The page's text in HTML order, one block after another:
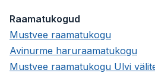
Raamatukogud
Mustvee raamatukogu
Avinurme haruraamatukogu
Mustvee raamatukogu Ulvi